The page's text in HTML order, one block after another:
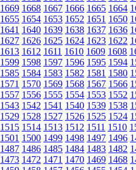
1669 1668 1667 1666 1665 1664
1655 1654 1653 1652 1651 1650
1641 1640 1639 1638 1637 1636
1627 1626 1625 1624 1623 1622
1613 1612 1611 1610 1609 1608
1599 1598 1597 1596 1595 1594
1585 1584 1583 1582 1581 1580
1571 1570 1569 1568 1567 1566
1557 1556 1555 1554 1553 1552
1543 1542 1541 1540 1539 1538
1529 1528 1527 1526 1525 1524
1515 1514 1513 1512 1511 1510
1501 1500 1499 1498 1497 1496
1487 1486 1485 1484 1483 1482
1473 1472 1471 1470 1469 1468